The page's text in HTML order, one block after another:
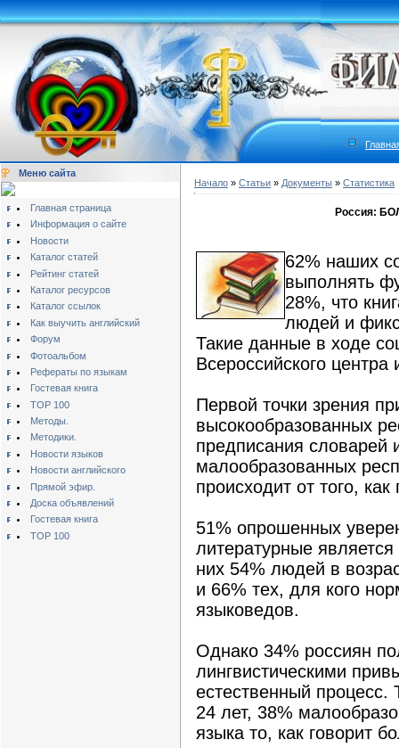
Меню сайта
Главная страница
Информация о сайте
Новости
Каталог статей
Рейтинг статей
Каталог ресурсов
Каталог ссылок
Как выучить английский
Форум
Фотоальбом
Рефераты по языкам
Гостевая книга
TOP 100
Методы.
Методики.
Новости языков
Новости английского
Прямой эфир.
Доска объявлений
Гостевая книга
TOP 100
Начало » Статьи » Документы » Статистика
Россия:
62% наших
выполнять
28%, что
людей и
Такие данные в ходе
Всероссийского
Первой точки зрения
высокообразованных
предписания словарей
малообразованных
происходит от того,
51% опрошенных
литературные
них 54% людей в
и 66% тех, для кого
языковедов.
Однако 34% россиян
лингвистическими
естественный
24 лет, 38%
языка то, как говорит